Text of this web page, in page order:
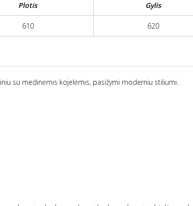
Plotis Gylis
610 620
su medinėmis kojelėmis, pasižymi moderniu stiliumi.